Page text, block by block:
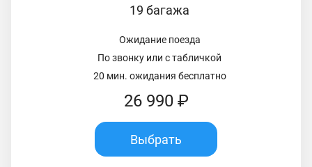
19 багажа
Ожидание поезда
По звонку или с табличкой
20 мин. ожидания бесплатно
26 990 ₽
Выбрать